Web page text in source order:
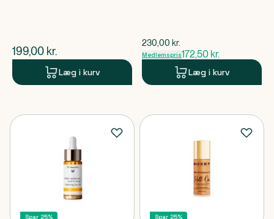
$nuværende pris
199,00 kr.
Læg i kurv
$gammel pris
230,00 kr.
Medlemspris172,50 kr.
Læg i kurv
Spar 25% Spar 25%